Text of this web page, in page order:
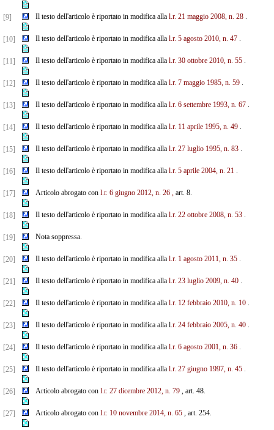
[9] Il testo dell'articolo è riportato in modifica alla l.r. 21 maggio 2008, n. 28.
[10] Il testo dell'articolo è riportato in modifica alla l.r. 5 agosto 2010, n. 47.
[11] Il testo dell'articolo è riportato in modifica alla l.r. 30 ottobre 2010, n. 55.
[12] Il testo dell'articolo è riportato in modifica alla l.r. 7 maggio 1985, n. 59.
[13] Il testo dell'articolo è riportato in modifica alla l.r. 6 settembre 1993, n. 67.
[14] Il testo dell'articolo è riportato in modifica alla l.r. 11 aprile 1995, n. 49.
[15] Il testo dell'articolo è riportato in modifica alla l.r. 27 luglio 1995, n. 83.
[16] Il testo dell'articolo è riportato in modifica alla l.r. 5 aprile 2004, n. 21.
[17] Articolo abrogato con l.r. 6 giugno 2012, n. 26 ,art. 8.
[18] Il testo dell'articolo è riportato in modifica alla l.r. 22 ottobre 2008, n. 53.
[19] Nota soppressa.
[20] Il testo dell'articolo è riportato in modifica alla l.r. 1 agosto 2011, n. 35.
[21] Il testo dell'articolo è riportato in modifica alla l.r. 23 luglio 2009, n. 40.
[22] Il testo dell'articolo è riportato in modifica alla l.r. 12 febbraio 2010, n. 10.
[23] Il testo dell'articolo è riportato in modifica alla l.r. 24 febbraio 2005, n. 40.
[24] Il testo dell'articolo è riportato in modifica alla l.r. 6 agosto 2001, n. 36.
[25] Il testo dell'articolo è riportato in modifica alla l.r. 27 giugno 1997, n. 45.
[26] Articolo abrogato con l.r. 27 dicembre 2012, n. 79, art. 48.
[27] Articolo abrogato con l.r. 10 novembre 2014, n. 65, art. 254.